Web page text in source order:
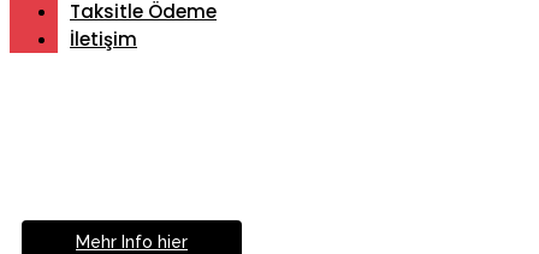
Taksitle Ödeme
İletişim
Mehr Info hier